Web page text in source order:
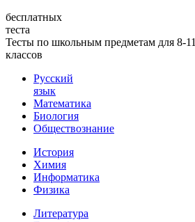
бесплатных
теста
Тесты по школьным предметам для 8-11
классов
Русский
язык
Математика
Биология
Обществознание
История
Химия
Информатика
Физика
Литература